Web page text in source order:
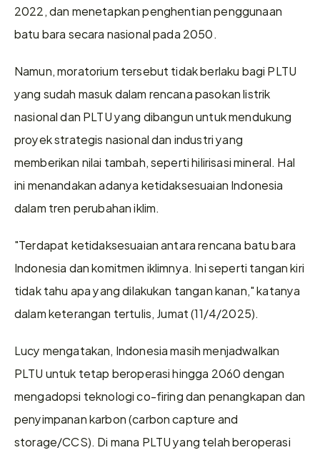
2022, dan menetapkan penghentian penggunaan
batu bara secara nasional pada 2050.
Namun, moratorium tersebut tidak berlaku bagi PLTU
yang sudah masuk dalam rencana pasokan listrik
nasional dan PLTU yang dibangun untuk mendukung
proyek strategis nasional dan industri yang
memberikan nilai tambah, seperti hilirisasi mineral. Hal
ini menandakan adanya ketidaksesuaian Indonesia
dalam tren perubahan iklim.
"Terdapat ketidaksesuaian antara rencana batu bara
Indonesia dan komitmen iklimnya. Ini seperti tangan kiri
tidak tahu apa yang dilakukan tangan kanan," katanya
dalam keterangan tertulis, Jumat (11/4/2025).
Lucy mengatakan, Indonesia masih menjadwalkan
PLTU untuk tetap beroperasi hingga 2060 dengan
mengadopsi teknologi co-firing dan penangkapan dan
penyimpanan karbon (carbon capture and
storage/CCS). Di mana PLTU yang telah beroperasi